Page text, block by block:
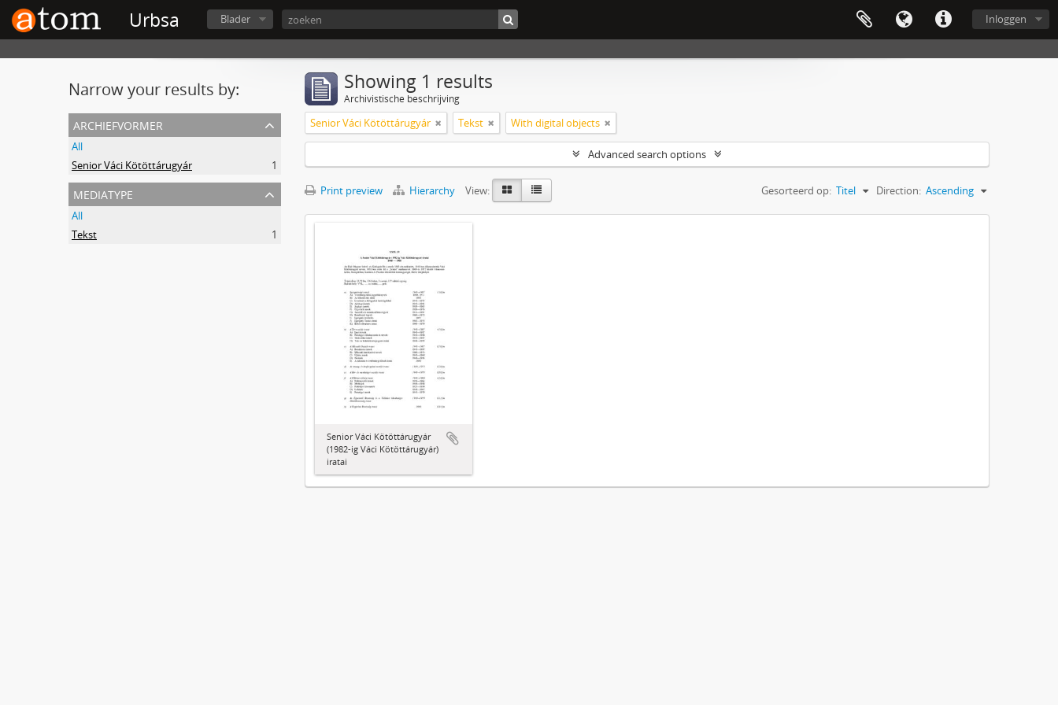
Urbsa Inloggen
Blader
Narrow your results by:
archiefvormer
All
Senior Váci Kötöttárugyár
1
mediatype
All
Tekst
1
Showing 1 results
Archivistische beschrijving
Senior Váci Kötöttárugyár Tekst With digital objects
Advanced search options
Print preview Hierarchy View: Gesorteerd op: Titel Direction: Ascending
Senior Váci Kötöttárugyár
(1982-ig Váci Kötöttárugyár)
iratai